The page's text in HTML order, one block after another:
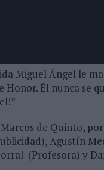
Miguel Ángel le
Honor. Él nunca se
de Quinto,
Agustín
(Profesora) y